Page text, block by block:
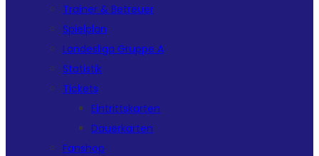
Trainer & Betreuer
Spielplan
Landesliga Gruppe A
Statistik
Tickets
Eintrittskarten
Dauerkarten
Fanshop